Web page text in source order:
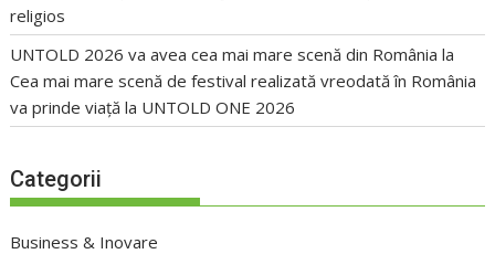
religios
UNTOLD 2026 va avea cea mai mare scenă din România la
Cea mai mare scenă de festival realizată vreodată în România
va prinde viață la UNTOLD ONE 2026
Categorii
Business & Inovare